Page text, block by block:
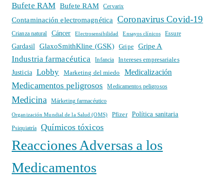
Bufete RAM Bufete RAM Cervarix
Contaminación electromagnética Coronavirus Covid-19
Crianza natural Cáncer Electrosensibilidad Ensayos clínicos Essure
Gardasil GlaxoSmithKline (GSK) Gripe Gripe A
Industria farmacéutica Infancia
Intereses empresariales
Justicia
Lobby Marketing del miedo Medicalización
Medicamentos peligrosos Medicamentos peligrosos
Medicina Márketing farmacéutico
Organización Mundial de la Salud (OMS) Pfizer Política sanitaria
Psiquiatría Químicos tóxicos
Reacciones Adversas a los
Medicamentos